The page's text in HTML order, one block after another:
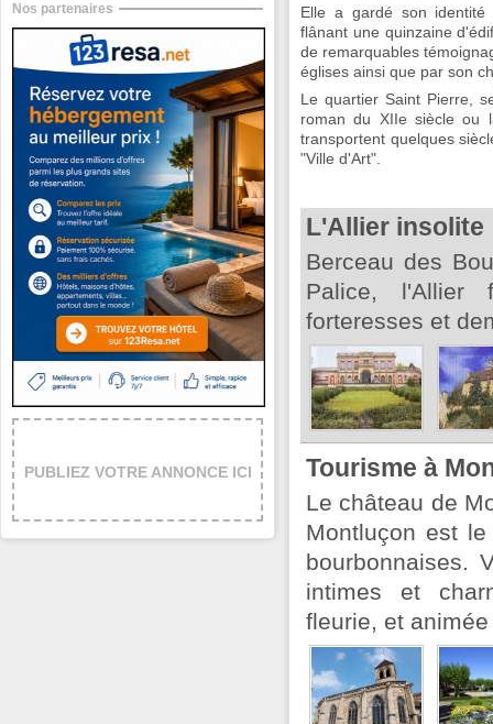
Elle a gardé son
flânant une quinzaine
de remarquables
églises ainsi que par son
Le quartier Saint Pierre,
roman du XIIe siècle ou
transportent quelques
"Ville d'Art".
L'Allier insolite
Berceau des
Palice, l'Allier
forteresses et
Tourisme à
Le château de
Montluçon est
bourbonnaises.
intimes et
fleurie, et
Nos partenaires
PUBLIEZ VOTRE ANNONCE ICI